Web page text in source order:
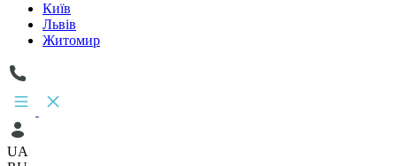
Київ
Львів
Житомир
UA